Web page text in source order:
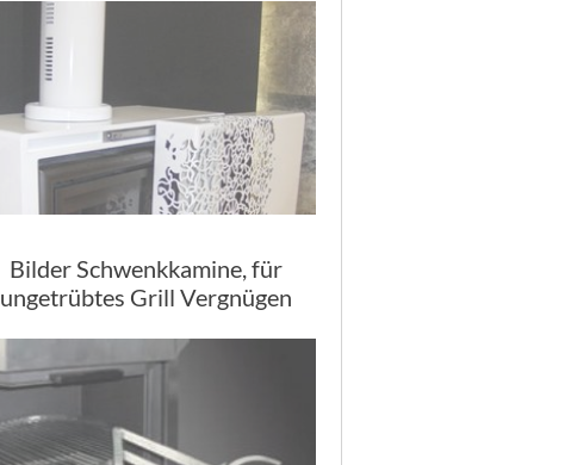
Bilder Schwenkkamine, für
ungetrübtes Grill Vergnügen